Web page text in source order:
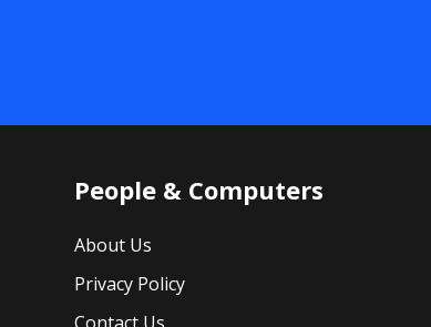
People & Computers
About Us
Privacy Policy